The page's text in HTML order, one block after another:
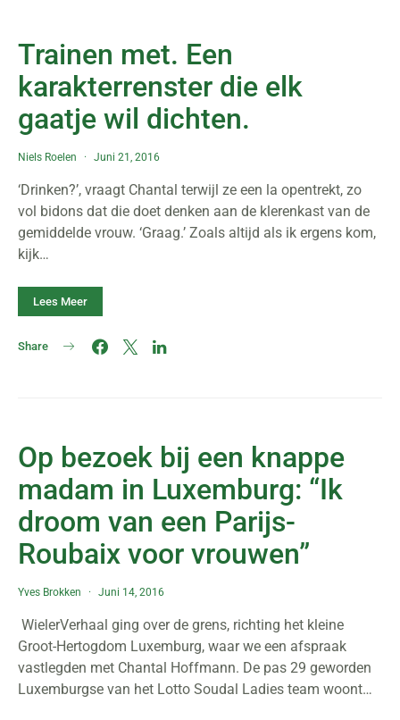
Trainen met. Een
karakterrenster die elk
gaatje wil dichten.
Niels Roelen Juni 21, 2016
‘Drinken?’, vraagt Chantal terwijl ze een la opentrekt, zo
vol bidons dat die doet denken aan de klerenkast van de
gemiddelde vrouw. ‘Graag.’ Zoals altijd als ik ergens kom,
kijk…
Lees Meer
Share
Op bezoek bij een knappe
madam in Luxemburg: “Ik
droom van een Parijs-
Roubaix voor vrouwen”
Yves Brokken Juni 14, 2016
WielerVerhaal ging over de grens, richting het kleine
Groot-Hertogdom Luxemburg, waar we een afspraak
vastlegden met Chantal Hoffmann. De pas 29 geworden
Luxemburgse van het Lotto Soudal Ladies team woont…